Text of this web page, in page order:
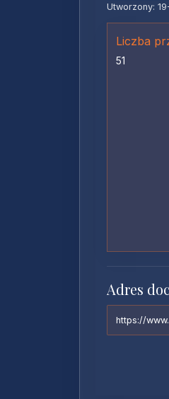
Utworzony:
Liczba
51
Adres
https://